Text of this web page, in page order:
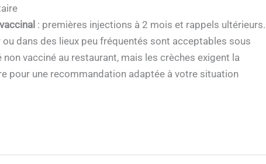
: premières injections à 2 mois et rappels ultérieurs.
dans des lieux peu fréquentés sont acceptables sous
vacciné au restaurant, mais les crèches exigent la
pour une recommandation adaptée à votre situation